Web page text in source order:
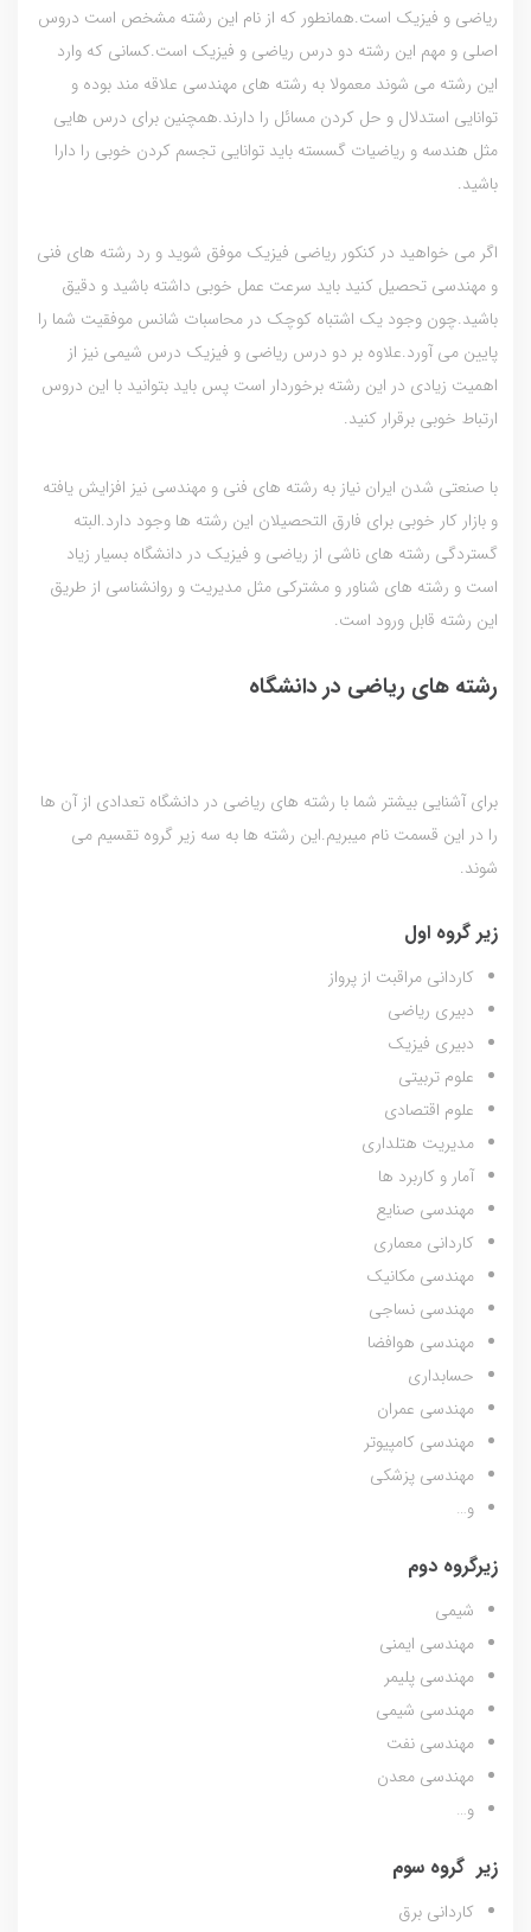
ریاضی و فیزیک است.همانطور که از نام این رشته مشخص است دروس
اصلی و مهم این رشته دو درس ریاضی و فیزیک است.کسانی که وارد
این رشته می شوند معمولا به رشته های مهندسی علاقه مند بوده و
توانایی استدلال و حل کردن مسائل را دارند.همچنین برای درس هایی
مثل هندسه و ریاضیات گسسته باید توانایی تجسم کردن خوبی را دارا
باشید.
اگر می خواهید در کنکور ریاضی فیزیک موفق شوید و رد رشته های فنی
و مهندسی تحصیل کنید باید سرعت عمل خوبی داشته باشید و دقیق
باشید.چون وجود یک اشتباه کوچک در محاسبات شانس موفقیت شما را
پایین می آورد.علاوه بر دو درس ریاضی و فیزیک درس شیمی نیز از
اهمیت زیادی در این رشته برخوردار است پس باید بتوانید با این دروس
ارتباط خوبی برقرار کنید.
با صنعتی شدن ایران نیاز به رشته های فنی و مهندسی نیز افزایش یافته
و بازار کار خوبی برای فارق التحصیلان این رشته ها وجود دارد.البته
گستردگی رشته های ناشی از ریاضی و فیزیک در دانشگاه بسیار زیاد
است و رشته های شناور و مشترکی مثل مدیریت و روانشناسی از طریق
این رشته قابل ورود است.
رشته های ریاضی در دانشگاه
برای آشنایی بیشتر شما با رشته های ریاضی در دانشگاه تعدادی از آن ها
را در این قسمت نام میبریم.این رشته ها به سه زیر گروه تقسیم می
شوند.
زیر گروه اول
کاردانی مراقبت از پرواز
دبیری ریاضی
دبیری فیزیک
علوم تربیتی
علوم اقتصادی
مدیریت هتلداری
آمار و کاربرد ها
مهندسی صنایع
کاردانی معماری
مهندسی مکانیک
مهندسی نساجی
مهندسی هوافضا
حسابداری
مهندسی عمران
مهندسی کامپیوتر
مهندسی پزشکی
و…
زیرگروه دوم
شیمی
مهندسی ایمنی
مهندسی پلیمر
مهندسی شیمی
مهندسی نفت
مهندسی معدن
و…
زیر گروه سوم
کاردانی برق